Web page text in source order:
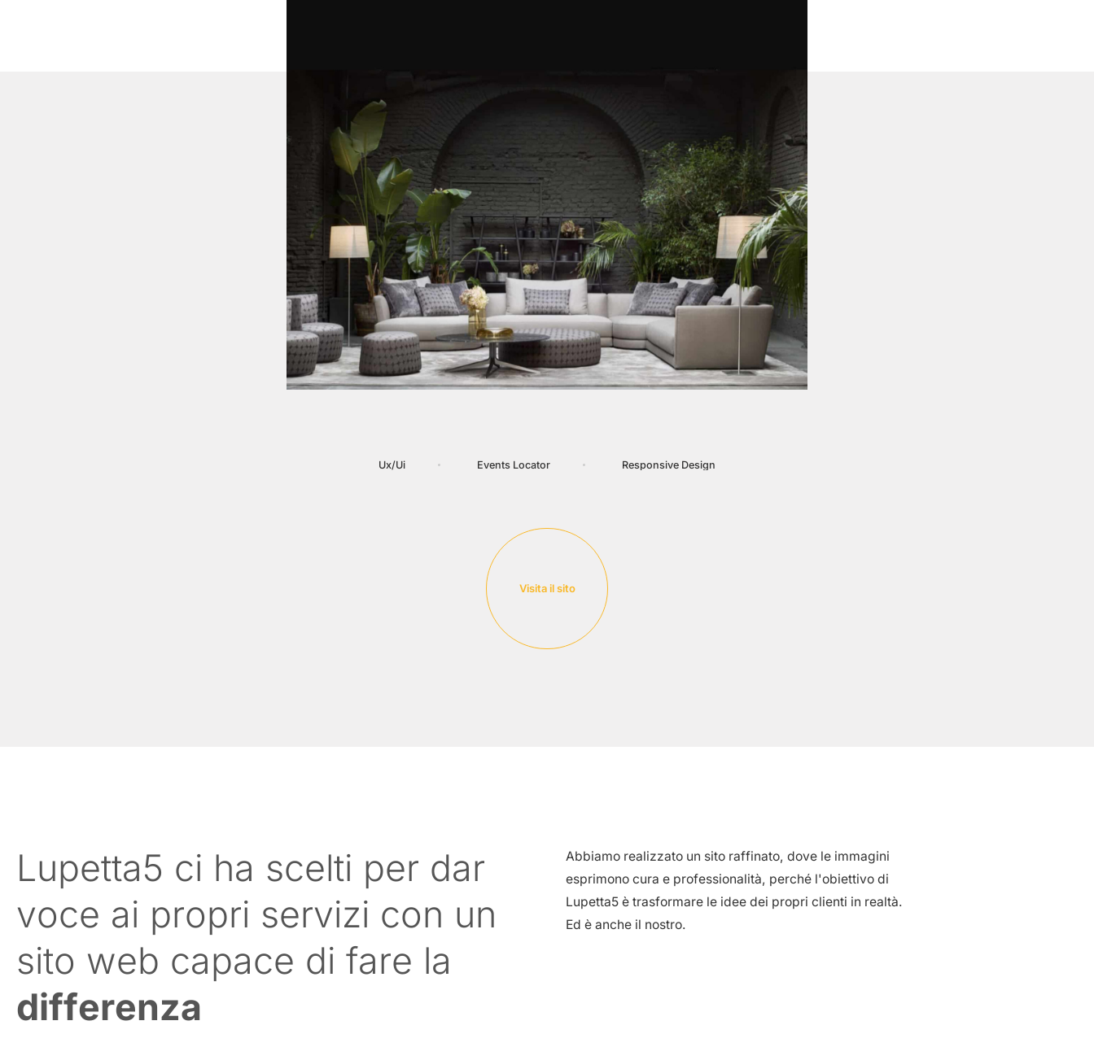
Ux/Ui Events Locator Responsive Design
Visita il sito
Lupetta5 ci ha scelti per dar
voce ai propri servizi con un
sito web capace di fare la
differenza
Abbiamo realizzato un sito raffinato, dove le immagini
esprimono cura e professionalità, perché l'obiettivo di
Lupetta5 è trasformare le idee dei propri clienti in realtà.
Ed è anche il nostro.